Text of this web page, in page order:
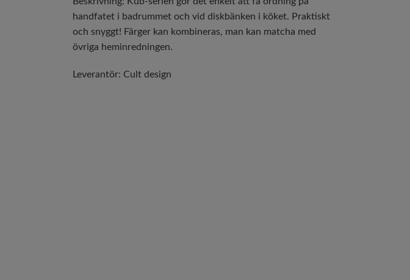
handfatet i badrummet och vid diskbänken i köket. Praktiskt
och snyggt! Färger kan kombineras, man kan matcha med
övriga heminredningen.
Leverantör: Cult design